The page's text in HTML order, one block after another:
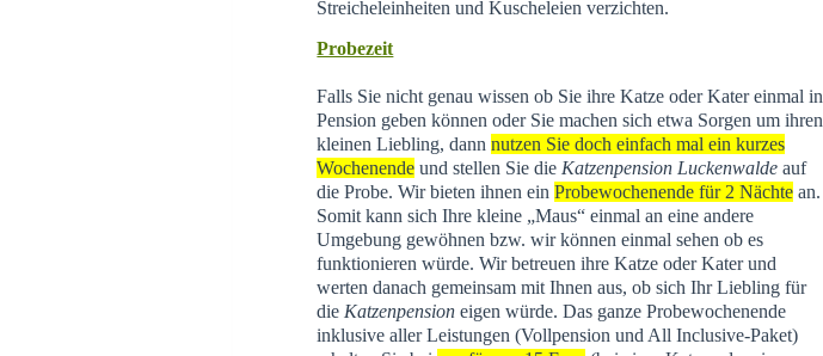
Streicheleinheiten und Kuscheleien verzichten.
Probezeit
Falls Sie nicht genau wissen ob Sie ihre Katze oder Kater einmal in
Pension geben können oder Sie machen sich etwa Sorgen um ihren
kleinen Liebling, dannnutzen Sie doch einfach mal ein kurzes
Wochenende und stellen Sie die Katzenpension Luckenwalde auf
die Probe. Wir bieten ihnen einProbewochenende für 2 Nächte an.
Somit kann sich Ihre kleine „Maus“ einmal an eine andere
Umgebung gewöhnen bzw. wir können einmal sehen ob es
funktionieren würde. Wir betreuen ihre Katze oder Kater und
werten danach gemeinsam mit Ihnen aus, ob sich Ihr Liebling für
die Katzenpension eigen würde. Das ganze Probewochenende
inklusive aller Leistungen (Vollpension und All Inclusive-Paket)